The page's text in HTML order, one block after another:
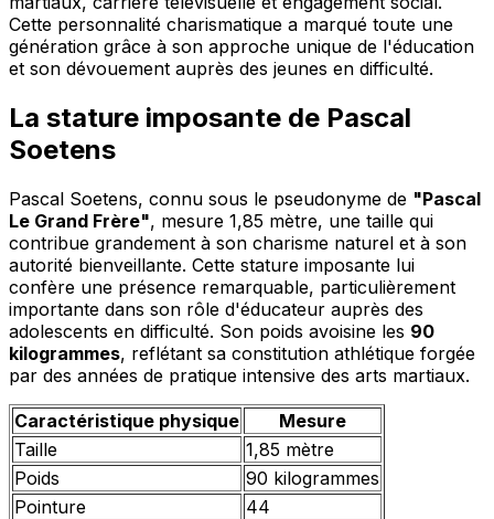
Cette personnalité charismatique a marqué toute une
génération grâce à son approche unique de l'éducation
et son dévouement auprès des jeunes en difficulté.
La stature imposante de Pascal
Soetens
Pascal Soetens, connu sous le pseudonyme de "Pascal
Le Grand Frère", mesure 1,85 mètre, une taille qui
contribue grandement à son charisme naturel et à son
autorité bienveillante. Cette stature imposante lui
confère une présence remarquable, particulièrement
importante dans son rôle d'éducateur auprès des
adolescents en difficulté. Son poids avoisine les 90
kilogrammes, reflétant sa constitution athlétique forgée
par des années de pratique intensive des arts martiaux.
Caractéristique physique
Mesure
Taille
1,85 mètre
Poids
90 kilogrammes
Pointure
44